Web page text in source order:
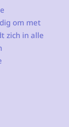
om met
zich in alle